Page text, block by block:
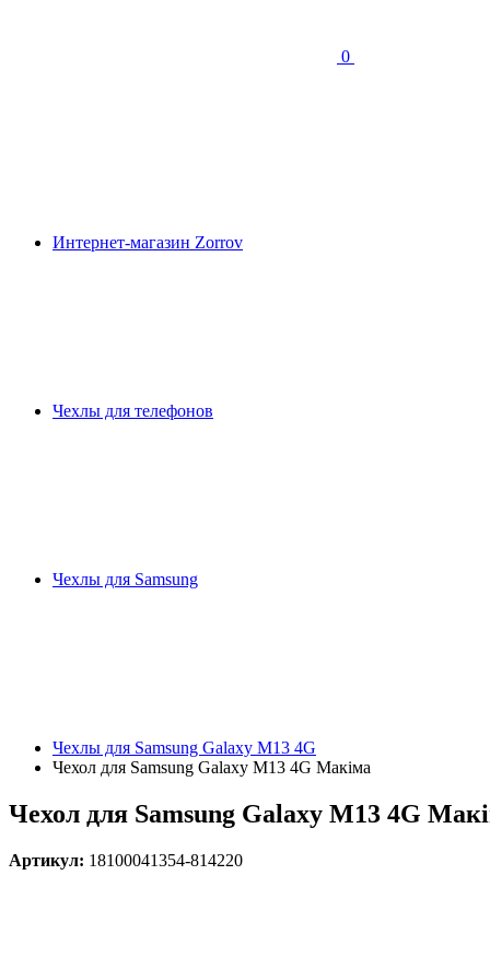
0
Интернет-магазин Zorrov
Чехлы для телефонов
Чехлы для Samsung
Чехлы для Samsung Galaxy M13 4G
Чехол для Samsung Galaxy M13 4G Макіма
Чехол для Samsung Galaxy M13 4G
Артикул: 18100041354-814220